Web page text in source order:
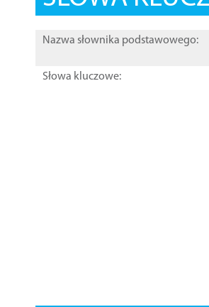
Nazwa słownika podstawowego:
Słowa kluczowe: